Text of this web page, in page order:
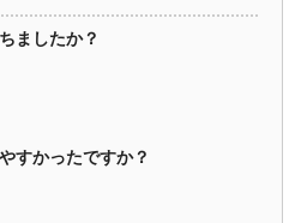
ましたか？
すかったですか？